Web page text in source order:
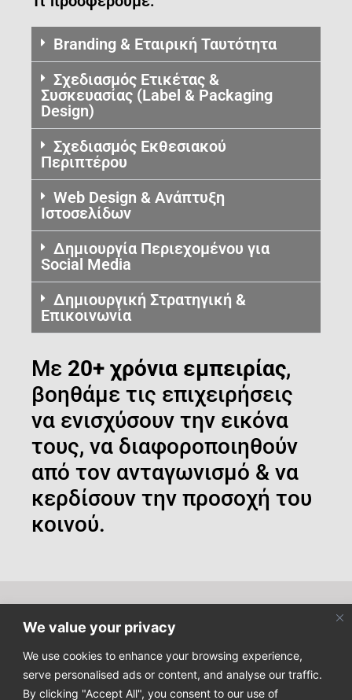
We value your privacy
We use cookies to enhance your browsing experience,
serve personalised ads or content, and analyse our traffic.
By clicking "Accept All", you consent to our use of
Branding & Εταιρική Ταυτότητα
Σχεδιασμός Ετικέτας &
Συσκευασίας (Label & Packaging
Design)
Σχεδιασμός Εκθεσιακού
Περιπτέρου
Web Design & Ανάπτυξη
Ιστοσελίδων
Δημιουργία Περιεχομένου για
Social Media
Δημιουργική Στρατηγική &
Επικοινωνία
Με 20+ χρόνια εμπειρίας,
βοηθάμε τις επιχειρήσεις
να ενισχύσουν την εικόνα
τους, να διαφοροποιηθούν
από τον ανταγωνισμό & να
κερδίσουν την προσοχή του
κοινού.
Κάντε εγγραφή στο newsletter μας για να μαθαίνετε τα
τελευταία νέα μας!